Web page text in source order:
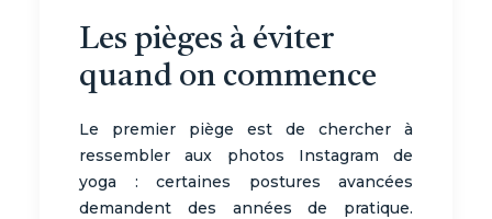
Les pièges à éviter
quand on commence
Le premier piège est de chercher à
ressembler aux photos Instagram de
yoga : certaines postures avancées
demandent des années de pratique.